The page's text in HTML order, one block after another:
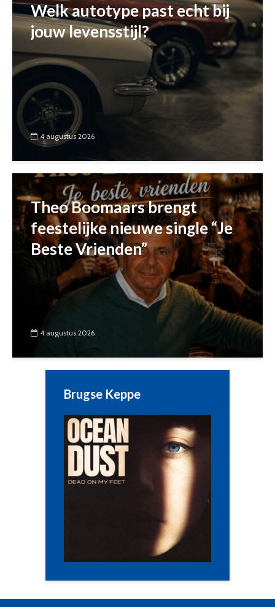
Welk autotype past echt bij
jouw levensstijl?
4 augustus 2026
Theo Boomaars brengt
feestelijke nieuwe single “Je
Beste Vrienden”
4 augustus 2026
Brugse Keppe